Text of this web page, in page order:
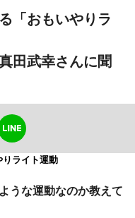
「おもいやりラ
田武幸さんに聞
ライト運動
うな運動なのか教えて